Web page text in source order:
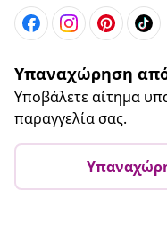
Υπαναχώρηση
Υποβάλετε αίτημα
παραγγελία σας.